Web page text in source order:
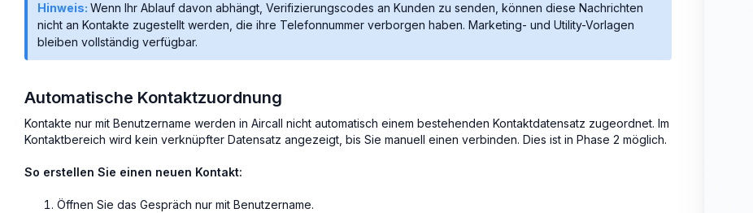
Hinweis: Wenn Ihr Ablauf davon abhängt, Verifizierungscodes an Kunden zu senden, können diese Nachrichten
nicht an Kontakte zugestellt werden, die ihre Telefonnummer verborgen haben. Marketing- und Utility-Vorlagen
bleiben vollständig verfügbar.
Automatische Kontaktzuordnung
Kontakte nur mit Benutzername werden in Aircall nicht automatisch einem bestehenden Kontaktdatensatz zugeordnet. Im
Kontaktbereich wird kein verknüpfter Datensatz angezeigt, bis Sie manuell einen verbinden. Dies ist in Phase 2 möglich.
So erstellen Sie einen neuen Kontakt:
Öffnen Sie das Gespräch nur mit Benutzername.